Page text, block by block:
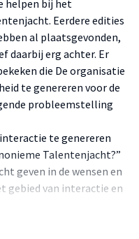
helpen bij het
Eerdere edities
al plaatsgevonden,
daarbij erg achter. Er
die De organisatie
te genereren voor de
probleemstelling
te genereren
Talentenjacht?”
geven in de wensen en
gebied van interactie en